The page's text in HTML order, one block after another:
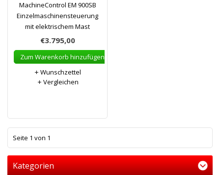
MachineControl EM 900SB
Einzelmaschinensteuerung
mit elektrischem Mast
€3.795,00
Zum Warenkorb hinzufügen
Wunschzettel
Vergleichen
Seite 1 von 1
Kategorien